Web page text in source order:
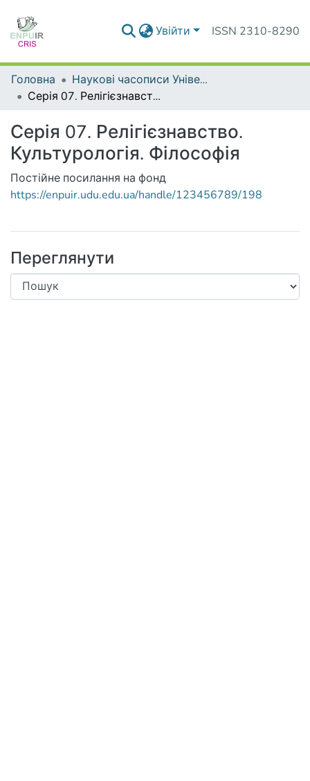
Увійти ISSN 2310-8290
Головна
Наукові часописи Університету
Серія 07. Релігієзнавство. Культурологія. Філософія
Серія 07. Релігієзнавство.
Культурологія. Філософія
Постійне посилання на фонд
https://enpuir.udu.edu.ua/handle/123456789/198
Переглянути